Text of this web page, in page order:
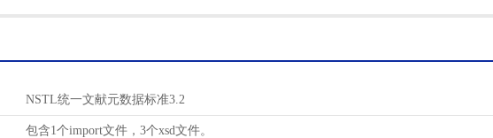
NSTL统一文献元数据标准3.2
包含1个import文件，3个xsd文件。